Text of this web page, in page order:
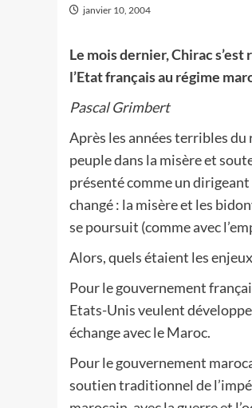
janvier 10, 2004
Le mois dernier, Chirac
l’Etat français au régime
Pascal Grimbert
Après les années terribles
peuple dans la misère et
présenté comme un
changé : la misère et les
se poursuit (comme avec
Alors, quels étaient les
Pour le gouvernement
Etats-Unis veulent
échange avec le Maroc.
Pour le gouvernement
soutien traditionnel de